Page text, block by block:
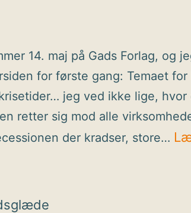
14. maj på Gads Forlag, og
for første gang: Temaet for
jeg ved ikke lige, hvor
retter sig mod alle
der kradser, store…